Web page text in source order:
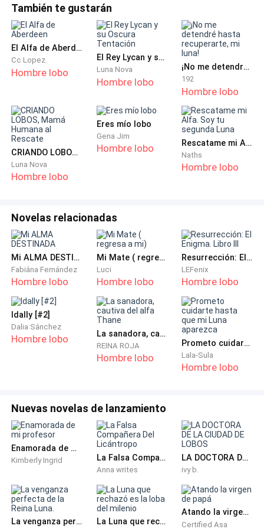
mucho tiempo.
"¿Por qué esa no está atada con grilletes?", preguntó
la mujer una vez que uno de los fornidos hombres
dejó un plato delante de mí.
"Es una lisiada y no podría echar a correr aunque
quisiera", respondió el hombre.
Oí un bufido y me giré para ver a una dama de mi
manada que se tapaba la boca y me miraba de reojo.
Yo no estaba lisiada y ella lo sabía. Me encontraba
hora de aceptar su rechazo. Me había rechazado
delante de todos los miembros de la manada,
humillándome de la peor forma viable y me había
prohibido aceptar su rechazo. Supuse que ya que
estaba con un nuevo amo, debía cortar todos los
lazos y conexiones con él.
Sin precaución ni pensar en las consecuencias, hablé
lo suficientemente alto como para que todos en la
sala lo oyeran. "Yo, Laika Archer, una Omega de la
manada Luna Azul, acepto tu rechazo, Alfa Khalid de
Toda la pesadez de mi pecho se alivió y sentí como si
me hubieran quitado un peso de encima. Por fin
estaba libre de mi peor pesadilla. Estaba libre de sus
sufrimientos.
Pero no sabía lo que me esperaba en este nuevo lugar.
Estaba acostumbrada a la esclavitud de todos
modos. Seguiré aguantando todas las torturas que
También te gustarán
El Alfa de Aberdeen
Cc Lopez
Hombre lobo
El Rey Lycan y su Oscura Tentación
Luna Nova
Hombre lobo
¡No me detendré hasta recuperarte, mi luna!
192
Hombre lobo
CRIANDO LOBOS, Mamá Humana al Rescate
Luna Nova
Hombre lobo
Eres mío lobo
Gena Jim
Hombre lobo Rescatame mi Alfa. Soy tu segunda Luna
Naths
Hombre lobo
Novelas relacionadas
Mi ALMA DESTINADA
Fabiána Fernández
Hombre lobo
Mi Mate ( regresa a mi)
Luci
Hombre lobo
Resurrección: El Enigma. Libro III
LEFenix
Hombre lobo
Idally [#2]
Dalia Sánchez
Hombre lobo La sanadora, cautiva del alfa Thane
REINA ROJA
Hombre lobo
Prometo cuidarte hasta que mi Luna aparezca
Lala-Sula
Hombre lobo
Nuevas novelas de lanzamiento
Enamorada de mi profesor
Kimberly Ingrid La Falsa Compañera Del Licántropo
Anna writes
LA DOCTORA DE LA CIUDAD DE LOBOS
ivy b.
La venganza perfecta de la Reina Luna. La Luna que rechazó es la loba del milenio
Atando la virgen de papá
Certified Asa